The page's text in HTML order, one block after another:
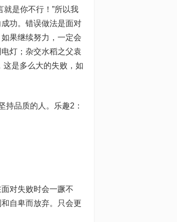
是你不行！”所以我
功。错误做法是面对
果继续努力，一定会
灯；杂交水稻之父袁
这是多么大的失败，如
持品质的人。乐趣2：
对失败时会一蹶不
自卑而放弃。只会更